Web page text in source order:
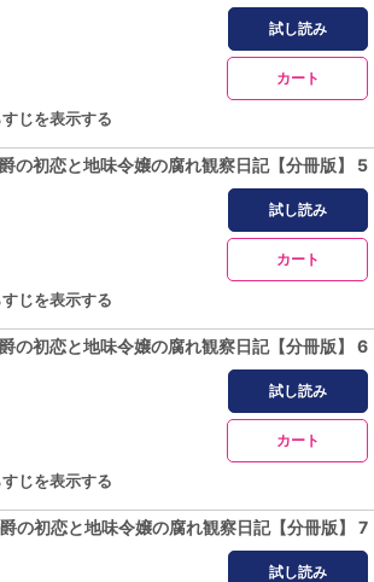
試し読み
カート
じを表示する
の初恋と地味令嬢の腐れ観察日記【分冊版】 5
試し読み
カート
じを表示する
の初恋と地味令嬢の腐れ観察日記【分冊版】 6
試し読み
カート
じを表示する
の初恋と地味令嬢の腐れ観察日記【分冊版】 7
試し読み